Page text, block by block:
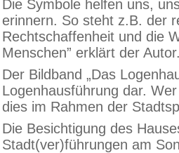
Die Symbole helfen uns,
erinnern. So steht z.B. der
Rechtschaffenheit und die
Menschen” erklärt der
Der Bildband „Das
Logenhausführung dar.
dies im Rahmen der
Die Besichtigung des
Stadt(ver)führungen am